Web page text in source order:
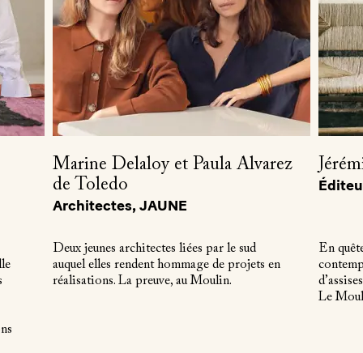
Marine Delaloy et Paula Alvarez
de Toledo
Architectes, JAUNE
Deux jeunes architectes liées par le sud
auquel elles rendent hommage de projets en
réalisations. La preuve, au Moulin.
En
Le